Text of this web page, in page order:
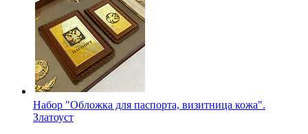
Набор "Обложка для паспорта, визитница кожа".
Златоуст